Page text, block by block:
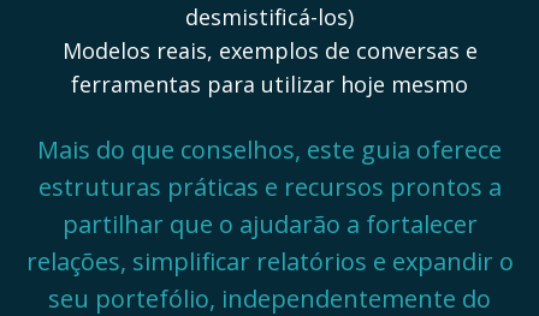
desmistificá-los)
Modelos reais, exemplos de conversas e
ferramentas para utilizar hoje mesmo
Mais do que conselhos, este guia oferece
estruturas práticas e recursos prontos a
partilhar que o ajudarão a fortalecer
relações, simplificar relatórios e expandir o
seu portefólio, independentemente do